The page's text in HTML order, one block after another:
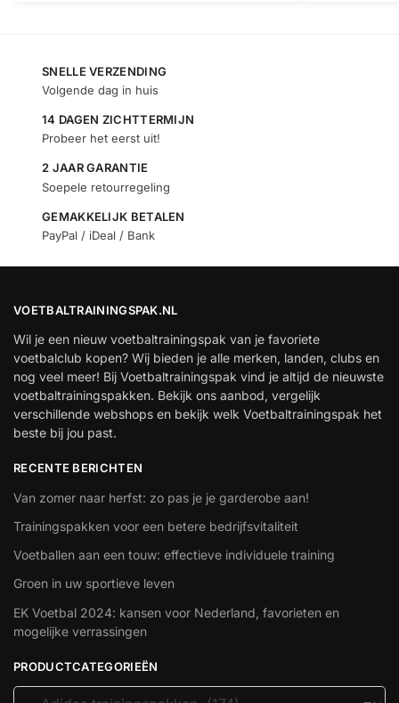
SNELLE VERZENDING
Volgende dag in huis
14 DAGEN ZICHTTERMIJN
Probeer het eerst uit!
2 JAAR GARANTIE
Soepele retourregeling
GEMAKKELIJK BETALEN
PayPal / iDeal / Bank
VOETBALTRAININGSPAK.NL
Wil je een nieuw voetbaltrainingspak van je favoriete
voetbalclub kopen? Wij bieden je alle merken, landen, clubs en
nog veel meer! Bij Voetbaltrainingspak vind je altijd de nieuwste
voetbaltrainingspakken. Bekijk ons aanbod, vergelijk
verschillende webshops en bekijk welk Voetbaltrainingspak het
beste bij jou past.
RECENTE BERICHTEN
Van zomer naar herfst: zo pas je je garderobe aan!
Trainingspakken voor een betere bedrijfsvitaliteit
Voetballen aan een touw: effectieve individuele training
Groen in uw sportieve leven
EK Voetbal 2024: kansen voor Nederland, favorieten en
mogelijke verrassingen
PRODUCTCATEGORIEËN